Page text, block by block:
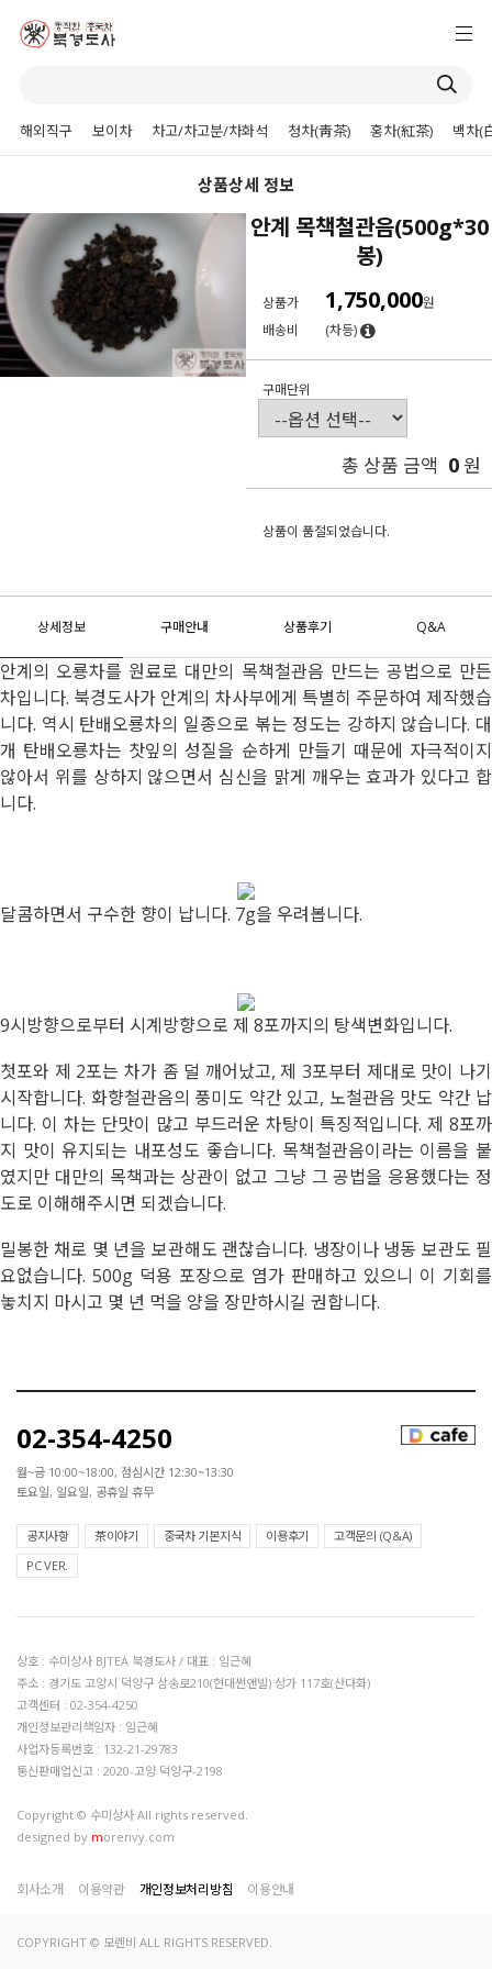
해외직구 보이차 차고/차고분/차화석 청차(靑茶) 홍차(紅茶) 백차(
상품상세 정보
안계 목책철관음(500g*30
봉)
상품가 1,750,000원
배송비
(차등)
구매단위
총 상품 금액 0원
상품이 품절되었습니다.
상세정보 구매안내 상품후기 Q&A
안계의 오룡차를 원료로 대만의 목책철관음 만드는 공법으로 만든
차입니다. 북경도사가 안계의 차사부에게 특별히 주문하여 제작했습
니다. 역시 탄배오룡차의 일종으로 볶는 정도는 강하지 않습니다. 대
개 탄배오룡차는 찻잎의 성질을 순하게 만들기 때문에 자극적이지
않아서 위를 상하지 않으면서 심신을 맑게 깨우는 효과가 있다고 합
니다.
달콤하면서 구수한 향이 납니다. 7g을 우려봅니다.
9시방향으로부터 시계방향으로 제 8포까지의 탕색변화입니다.
첫포와 제 2포는 차가 좀 덜 깨어났고, 제 3포부터 제대로 맛이 나기
시작합니다. 화향철관음의 풍미도 약간 있고, 노철관음 맛도 약간 납
니다. 이 차는 단맛이 많고 부드러운 차탕이 특징적입니다. 제 8포까
지 맛이 유지되는 내포성도 좋습니다. 목책철관음이라는 이름을 붙
였지만 대만의 목책과는 상관이 없고 그냥 그 공법을 응용했다는 정
도로 이해해주시면 되겠습니다.
밀봉한 채로 몇 년을 보관해도 괜찮습니다. 냉장이나 냉동 보관도 필
요없습니다. 500g 덕용 포장으로 염가 판매하고 있으니 이 기회를
놓치지 마시고 몇 년 먹을 양을 장만하시길 권합니다.
02-354-4250
월~금 10:00~18:00, 점심시간 12:30~13:30
토요일, 일요일, 공휴일 휴무
공지사항 茶이야기 중국차 기본지식 이용후기
고객문의 (Q&A)
PC VER.
상호 : 수미상사 BJTEA 북경도사 / 대표 : 임근혜
주소 : 경기도 고양시 덕양구 삼송로210(현대썬앤빌) 상가 117호(산다화)
고객센터 : 02-354-4250
개인정보관리책임자 : 임근혜
사업자등록번호 : 132-21-29783
통신판매업신고 : 2020-고양 덕양구-2198
Copyright © 수미상사 All rights reserved.
designed by morenvy.com
회사소개 이용약관 개인정보처리방침 이용안내
COPYRIGHT © 모렌비 ALL RIGHTS RESERVED.